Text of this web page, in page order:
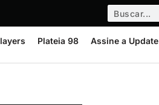
Plateia 98 Assine a Update